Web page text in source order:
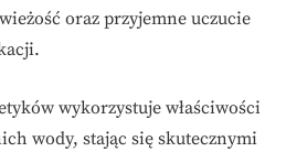
oraz przyjemne uczucie
wykorzystuje właściwości
wody, stając się skutecznymi